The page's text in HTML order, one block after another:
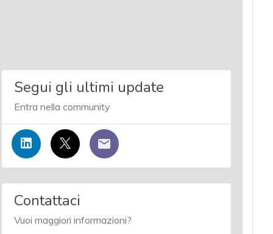
Segui gli ultimi update
Entra nella community
Contattaci
Vuoi maggiori informazioni?